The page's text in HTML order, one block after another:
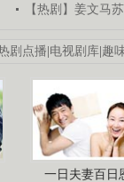
【热剧】姜文马
剧点播|电视剧库|趣
一日夫妻百日